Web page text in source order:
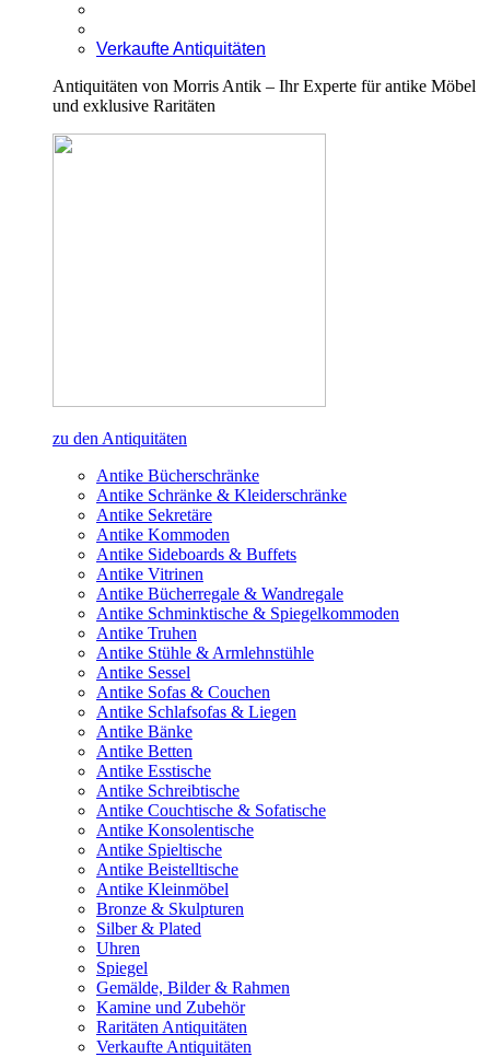
Verkaufte Antiquitäten
Antiquitäten von Morris Antik – Ihr Experte für antike Möbel
und exklusive Raritäten
zu den Antiquitäten
Antike Bücherschränke
Antike Schränke & Kleiderschränke
Antike Sekretäre
Antike Kommoden
Antike Sideboards & Buffets
Antike Vitrinen
Antike Bücherregale & Wandregale
Antike Schminktische & Spiegelkommoden
Antike Truhen
Antike Stühle & Armlehnstühle
Antike Sessel
Antike Sofas & Couchen
Antike Schlafsofas & Liegen
Antike Bänke
Antike Betten
Antike Esstische
Antike Schreibtische
Antike Couchtische & Sofatische
Antike Konsolentische
Antike Spieltische
Antike Beistelltische
Antike Kleinmöbel
Bronze & Skulpturen
Silber & Plated
Uhren
Spiegel
Gemälde, Bilder & Rahmen
Kamine und Zubehör
Raritäten Antiquitäten
Verkaufte Antiquitäten